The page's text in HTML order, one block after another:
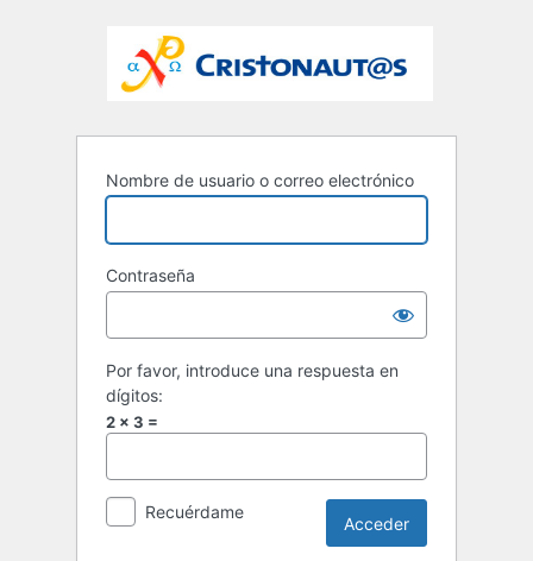
Nombre de usuario o correo electrónico
Contraseña
Por favor, introduce una respuesta en
dígitos:
2 × 3 =
Recuérdame